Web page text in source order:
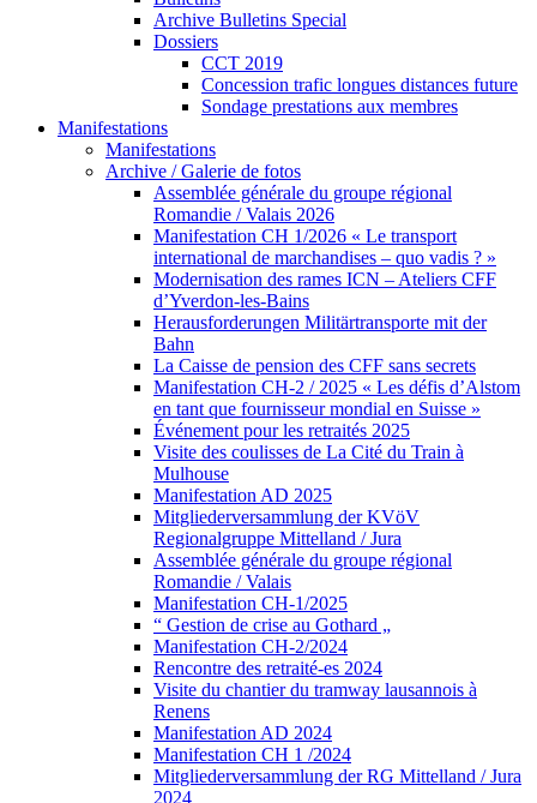
Archive Bulletins Special
Dossiers
CCT 2019
Concession trafic longues distances future
Sondage prestations aux membres
Manifestations
Manifestations
Archive / Galerie de fotos
Assemblée générale du groupe régional
Romandie / Valais 2026
Manifestation CH 1/2026 « Le transport
international de marchandises – quo vadis ? »
Modernisation des rames ICN – Ateliers CFF
d’Yverdon-les-Bains
Herausforderungen Militärtransporte mit der
Bahn
La Caisse de pension des CFF sans secrets
Manifestation CH-2 / 2025 « Les défis d’Alstom
en tant que fournisseur mondial en Suisse »
Événement pour les retraités 2025
Visite des coulisses de La Cité du Train à
Mulhouse
Manifestation AD 2025
Mitgliederversammlung der KVöV
Regionalgruppe Mittelland / Jura
Assemblée générale du groupe régional
Romandie / Valais
Manifestation CH-1/2025
“ Gestion de crise au Gothard „
Manifestation CH-2/2024
Rencontre des retraité-es 2024
Visite du chantier du tramway lausannois à
Renens
Manifestation AD 2024
Manifestation CH 1 /2024
Mitgliederversammlung der RG Mittelland / Jura
2024